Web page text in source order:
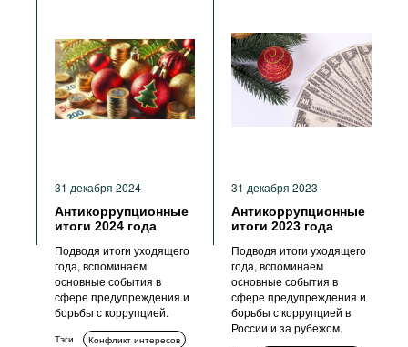
31 декабря 2024
Антикоррупционные
итоги 2024 года
Подводя итоги уходящего
года, вспоминаем
основные события в
сфере предупреждения и
борьбы с коррупцией.
Тэги
Конфликт интересов
31 декабря 2023
Антикоррупционные
итоги 2023 года
Подводя итоги уходящего
года, вспоминаем
основные события в
сфере предупреждения и
борьбы с коррупцией в
России и за рубежом.